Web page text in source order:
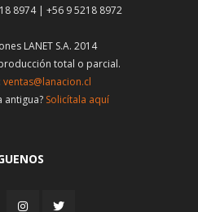
8974 | +56 9 5218 8972
LANET S.A. 2014
total o parcial.
ventas@lanacion.cl
antigua? Solicítala aquí